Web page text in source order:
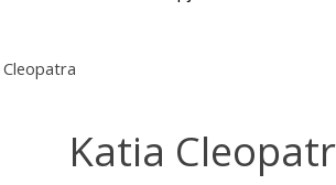
Katia